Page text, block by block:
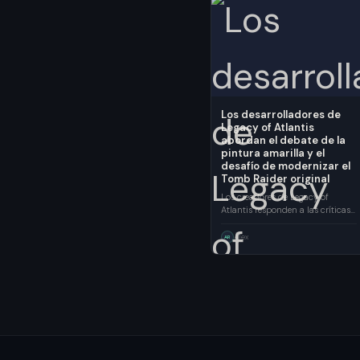
Los desarrolladores de
Legacy of Atlantis
abordan el debate de la
pintura amarilla y el
desafío de modernizar el
Tomb Raider original
Los creadores de Legacy of
Atlantis responden a las críticas
explican los retos de actualizar la
jugabilidad clásica de Tomb
AR Álex